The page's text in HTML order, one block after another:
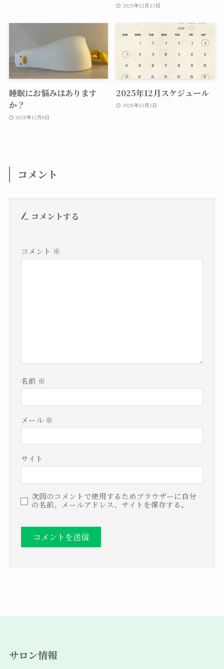
2025年12月23日
睡眠にお悩みはあります
か？
2025年12月8日
2025年12月スケジュール
2025年12月1日
コメント
コメントする
コメント ※
名前 ※
メール ※
サイト
次回のコメントで使用するためブラウザーに自分
の名前、メールアドレス、サイトを保存する。
サロン情報